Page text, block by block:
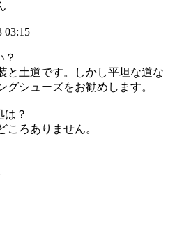
03:15
？
土道です。しかし平坦な道な
グシューズをお勧めします。
は？
ろありません。